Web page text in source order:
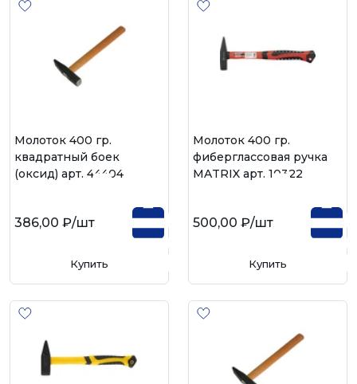
Молоток 400 гр.
квадратный боек
(оксид) арт. 44404
386,00 ₽/шт
Купить
Молоток 400 гр.
фиберглассовая ручка
MATRIX арт. 10322
500,00 ₽/шт
Купить